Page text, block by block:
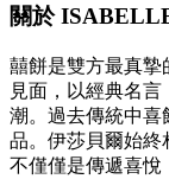
關於
囍餅是雙方最真摯
見面，以經典名
潮。過去傳統中喜
品。伊莎貝爾始終
不僅僅是傳遞喜悅